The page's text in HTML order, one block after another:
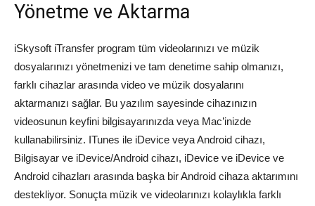
Yönetme ve Aktarma
iSkysoft iTransfer program tüm videolarınızı ve müzik
dosyalarınızı yönetmenizi ve tam denetime sahip olmanızı,
farklı cihazlar arasında video ve müzik dosyalarını
aktarmanızı sağlar. Bu yazılım sayesinde cihazınızın
videosunun keyfini bilgisayarınızda veya Mac’inizde
kullanabilirsiniz. ITunes ile iDevice veya Android cihazı,
Bilgisayar ve iDevice/Android cihazı, iDevice ve iDevice ve
Android cihazları arasında başka bir Android cihaza aktarımını
destekliyor. Sonuçta müzik ve videolarınızı kolaylıkla farklı